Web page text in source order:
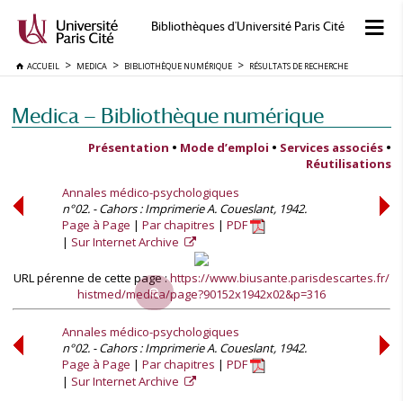
Bibliothèques d'Université Paris Cité
ACCUEIL MEDICA BIBLIOTHÈQUE NUMÉRIQUE RÉSULTATS DE RECHERCHE
Medica — Bibliothèque numérique
Présentation • Mode d’emploi • Services associés •
Réutilisations
Annales médico-psychologiques
n°02. - Cahors : Imprimerie A. Coueslant, 1942.
Page à Page
Par chapitres
PDF
Sur Internet Archive
URL pérenne de cette page :https://www.biusante.parisdescartes.fr/
histmed/medica/page?90152x1942x02&p=316
Annales médico-psychologiques
n°02. - Cahors : Imprimerie A. Coueslant, 1942.
Page à Page
Par chapitres
PDF
Sur Internet Archive